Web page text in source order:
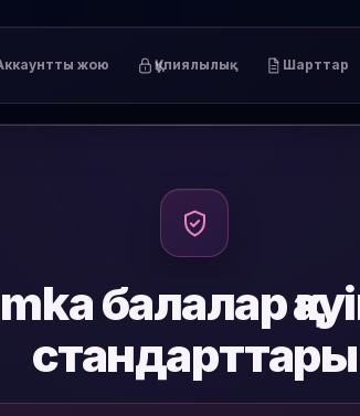
жою Құпиялылық Шарттар
балалар
стандарттары